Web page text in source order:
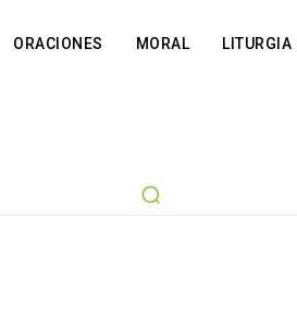
ORACIONES MORAL LITURGIA